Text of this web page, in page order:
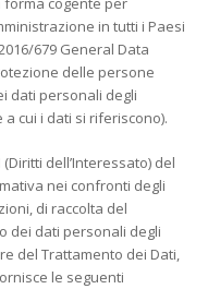
in tutti i Paesi
679 General Data
delle persone
dati personali degli
cui i dati si riferiscono).
dell’Interessato) del
nei confronti degli
di raccolta del
dei dati personali degli
del Trattamento dei Dati,
le seguenti